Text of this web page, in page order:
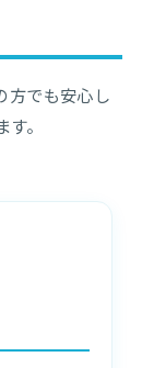
方でも安心し
。